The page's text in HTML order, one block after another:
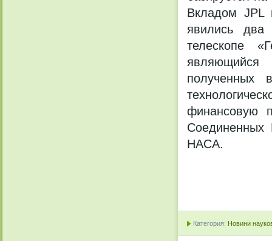
Вкладом JPL
явились два
телескопе
полученных
финансовую
Соединенных
НАСА.
Категория: Новини